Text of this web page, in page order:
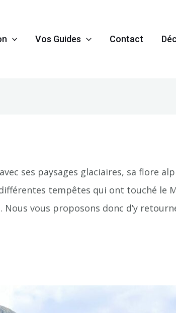
Vos Guides Contact
ses paysages glaciaires, sa flore
tempêtes qui ont touché le
Nous vous proposons donc d’y